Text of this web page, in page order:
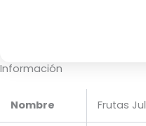
Información
Nombre Frutas Jul